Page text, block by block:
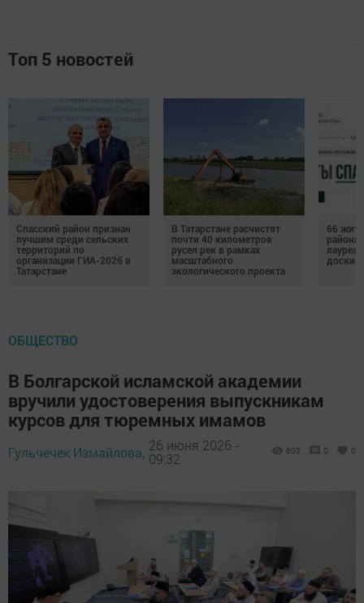
Топ 5 новостей
Спасский район признан
лучшим среди сельских
территорий по
организации ГИА-2026 в
Татарстане
В Татарстане расчистят
почти 40 километров
русел рек в рамках
масштабного
экологического проекта
66
района
доски
ОБЩЕСТВО
В Болгарской исламской академии
вручили удостоверения выпускникам
курсов для тюремных имамов
Гульчечек Измайлова, 26 июня 2026 -
09:32
603 0 0